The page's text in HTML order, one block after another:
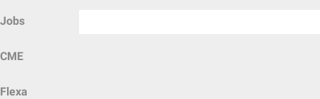
Jobs
CME
Flexa